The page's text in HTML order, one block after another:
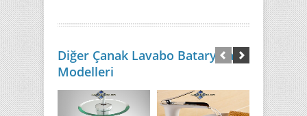
Diğer Çanak Lavabo Bataryaları
Modelleri